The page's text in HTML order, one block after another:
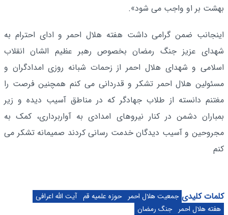
بهشت بر او واجب می‌ شود».
اینجانب ضمن گرامی داشت هفته هلال احمر و ادای احترام به
شهدای عزیز جنگ رمضان بخصوص رهبر عظیم الشان انقلاب
اسلامی و شهدای هلال احمر از زحمات شبانه روزی امدادگران و
مسئولین هلال احمر تشکر و قدردانی می کنم همچنین فرصت را
مغتنم دانسته از طلاب جهادگر که در مناطق آسیب دیده و زیر
بمباران دشمن در کنار نیروهای امدادی به آواربرداری، کمک به
مجروحین و آسیب دیدگان خدمت رسانی کردند صمیمانه تشکر می
کنم
کلمات کلیدی جمعیت هلال احمر حوزه علمیه قم آیت الله اعرافی
هفته هلال احمر
جنگ رمضان